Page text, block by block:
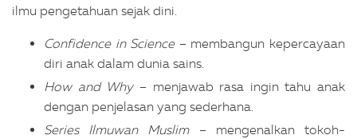
ilmu pengetahuan sejak dini.
Confidence in Science– membangun kepercayaan
diri anak dalam dunia sains.
How and Why– menjawab rasa ingin tahu anak
dengan penjelasan yang sederhana.
Series Ilmuwan Muslim– mengenalkan tokoh-